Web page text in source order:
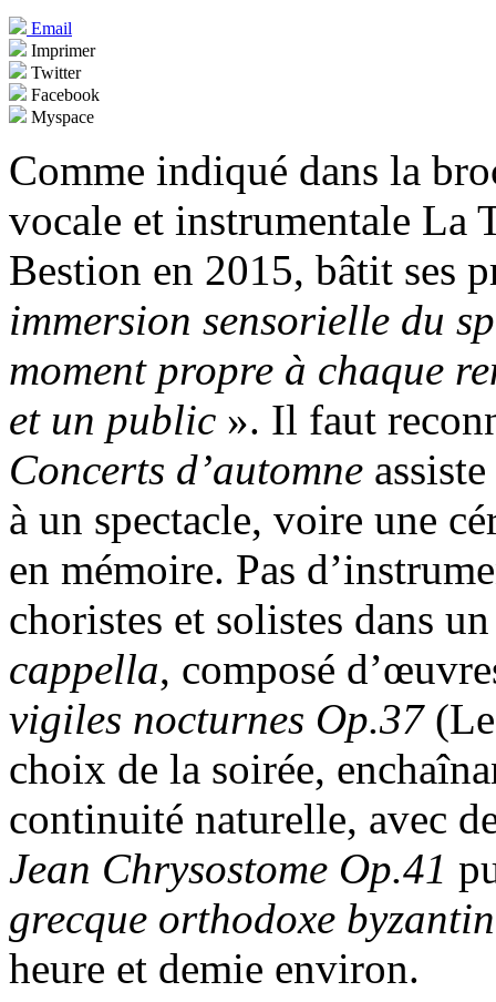
Email
Imprimer
Twitter
Facebook
Myspace
Comme indiqué dans la
vocale et instrumentale La
Bestion en 2015, bâtit ses
immersion sensorielle du
moment propre à chaque
et un public ». Il faut
Concerts d’automne
à un spectacle, voire une
en mémoire. Pas
choristes et solistes dans
cappella, composé
vigiles nocturnes Op.37
choix de la soirée,
continuité naturelle, avec
Jean Chrysostome Op.41
grecque orthodoxe
heure et demie environ.